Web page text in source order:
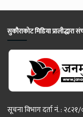
सुकौराकोट मिडिया प्रालीद्धारा
सूचना विभाग दर्ता नं. :